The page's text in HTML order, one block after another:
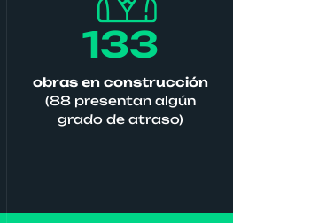
133
obras en construcción
(88 presentan algún
grado de atraso)